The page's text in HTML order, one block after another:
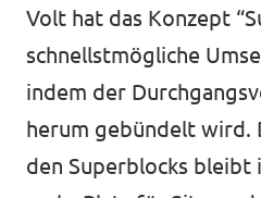
Länderteams in
Europaebene
Menschen
Neuigkeiten
Unsere Events
Volt hat das Konzept
schnellstmögliche
indem der
herum gebündelt wird.
den Superblocks bleibt